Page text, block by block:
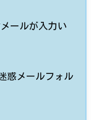
ールが入力い
惑メールフォル